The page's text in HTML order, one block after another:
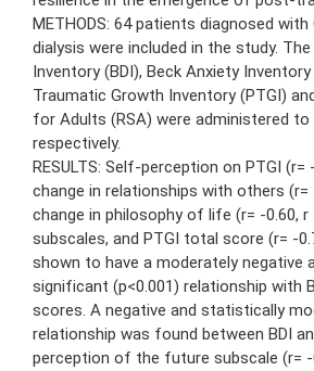
METHODS: 64 patients diagnosed with
dialysis were included in the study.
Inventory (BDI), Beck Anxiety
Traumatic Growth Inventory (PTGI)
for Adults (RSA) were administered to
respectively.
RESULTS: Self-perception on PTGI (r=
change in relationships with others (r=
change in philosophy of life (r= -0.60, r
subscales, and PTGI total score (r= -
shown to have a moderately negative
significant (p<0.001) relationship with
scores. A negative and statistically
relationship was found between BDI
perception of the future subscale (r= -